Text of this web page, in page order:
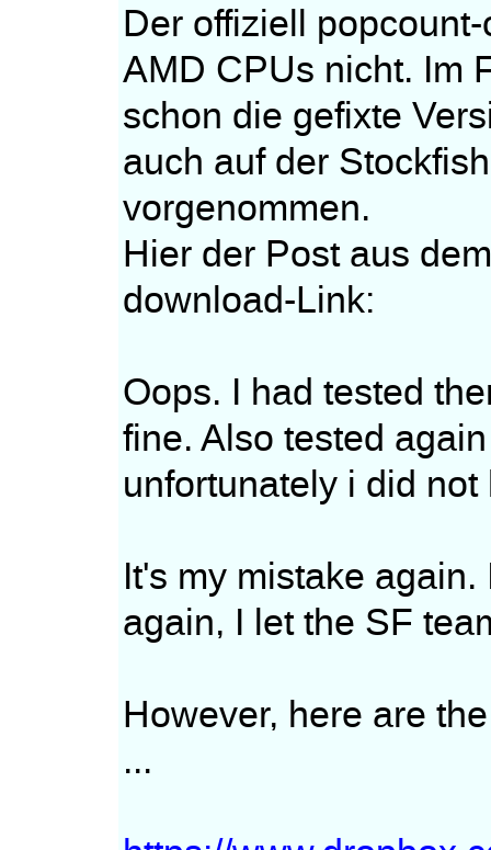
Der offiziell
AMD CPUs nicht. Im
schon die gefixte
auch auf der
vorgenommen.
Hier der Post aus
download-Link:
Oops. I had tested
fine. Also tested
unfortunately i did
It's my mistake
again, I let the SF
However, here are
...